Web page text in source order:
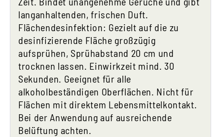
langanhaltenden, frischen Duft.
Flächendesinfektion: Gezielt auf die zu
desinfizierende Fläche großzügig
aufsprühen, Sprühabstand 20 cm und
trocknen lassen. Einwirkzeit mind. 30
Sekunden. Geeignet für alle
alkoholbeständigen Oberflächen. Nicht für
Flächen mit direktem Lebensmittelkontakt.
Bei der Anwendung auf ausreichende
Belüftung achten.